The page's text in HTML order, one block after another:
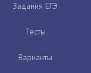
Задания ЕГЭ
Тесты
Варианты